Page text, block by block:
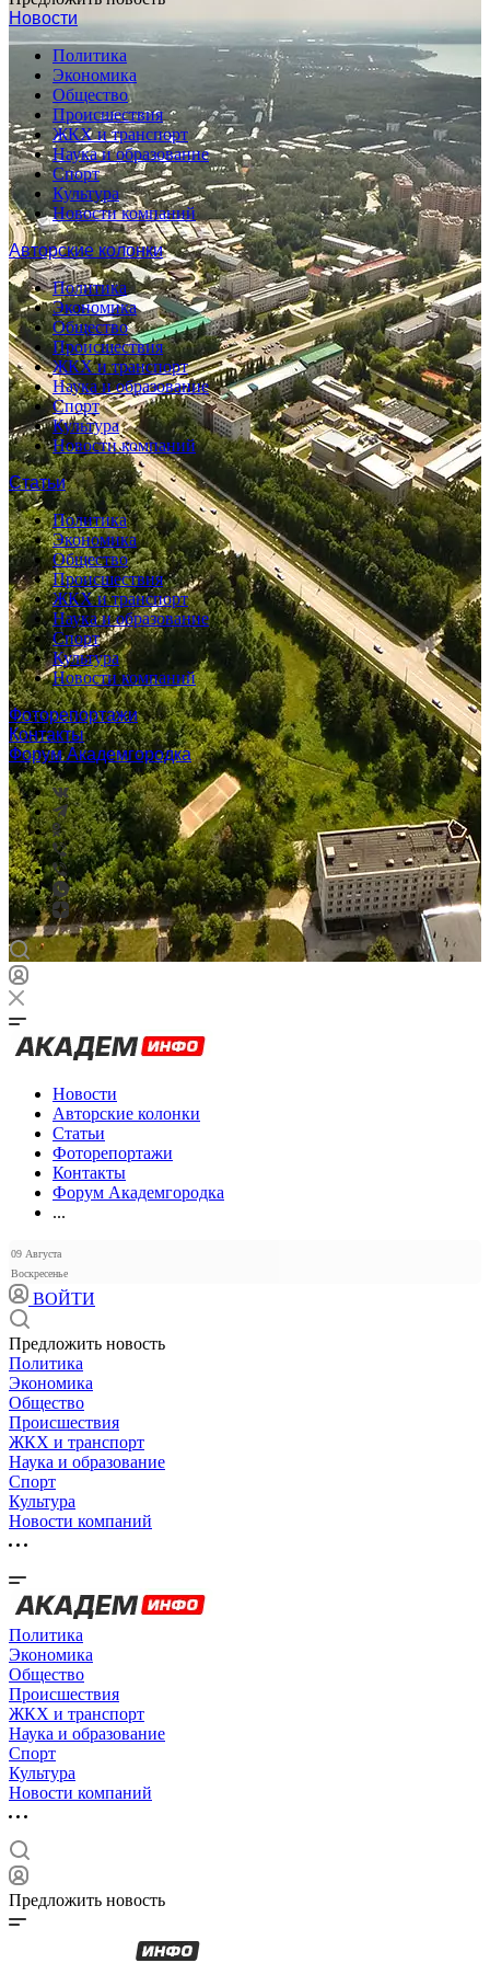
Новости
Политика
Экономика
Общество
Происшествия
ЖКХ и транспорт
Наука и образование
Спорт
Культура
Новости компаний
Авторские колонки
Политика
Экономика
Общество
Происшествия
ЖКХ и транспорт
Наука и образование
Спорт
Культура
Новости компаний
Статьи
Политика
Экономика
Общество
Происшествия
ЖКХ и транспорт
Наука и образование
Спорт
Культура
Новости компаний
Фоторепортажи
Контакты
Форум Академгородка
Новости
Авторские колонки
Статьи
Фоторепортажи
Контакты
Форум Академгородка
...
09 Августа
Воскресенье
ВОЙТИ
Предложить новость
Политика
Экономика
Общество
Происшествия
ЖКХ и транспорт
Наука и образование
Спорт
Культура
Новости компаний
Политика
Экономика
Общество
Происшествия
ЖКХ и транспорт
Наука и образование
Спорт
Культура
Новости компаний
Предложить новость